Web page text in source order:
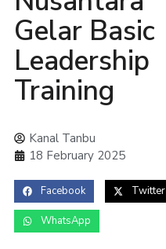
Gelar Basic
Leadership
Training
Kanal Tanbu
18 February 2025
Facebook Twitter
WhatsApp